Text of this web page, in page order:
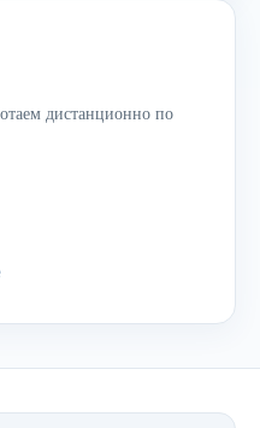
дистанционно по